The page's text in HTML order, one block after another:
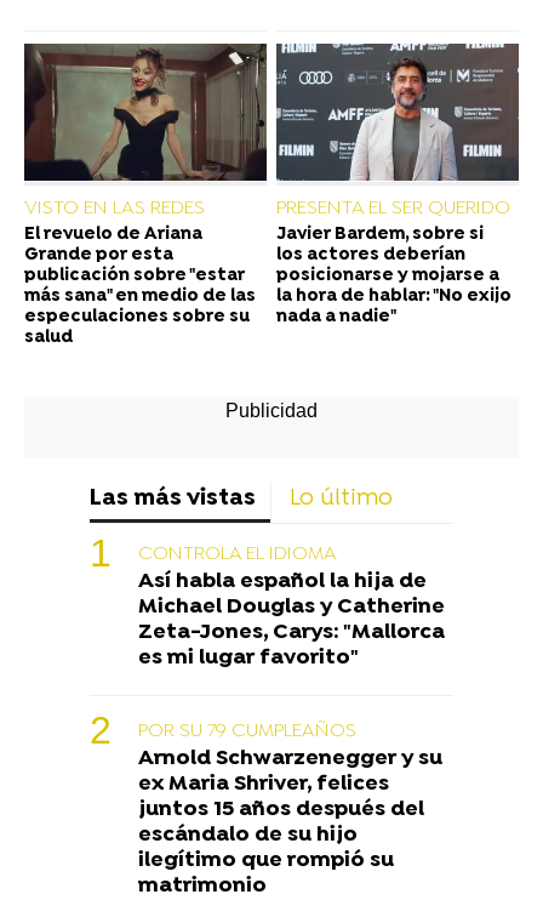
VISTO EN LAS REDES
El revuelo de Ariana
Grande por esta
publicación sobre "estar
más sana" en medio de las
especulaciones sobre su
salud
PRESENTA EL SER QUERIDO
Javier Bardem, sobre si
los actores deberían
posicionarse y mojarse a
la hora de hablar: "No exijo
nada a nadie"
Las más vistas Lo último
CONTROLA EL IDIOMA
Así habla español la hija de
Michael Douglas y Catherine
Zeta-Jones, Carys: "Mallorca
es mi lugar favorito"
POR SU 79 CUMPLEAÑOS
Arnold Schwarzenegger y su
ex Maria Shriver, felices
juntos 15 años después del
escándalo de su hijo
ilegítimo que rompió su
matrimonio